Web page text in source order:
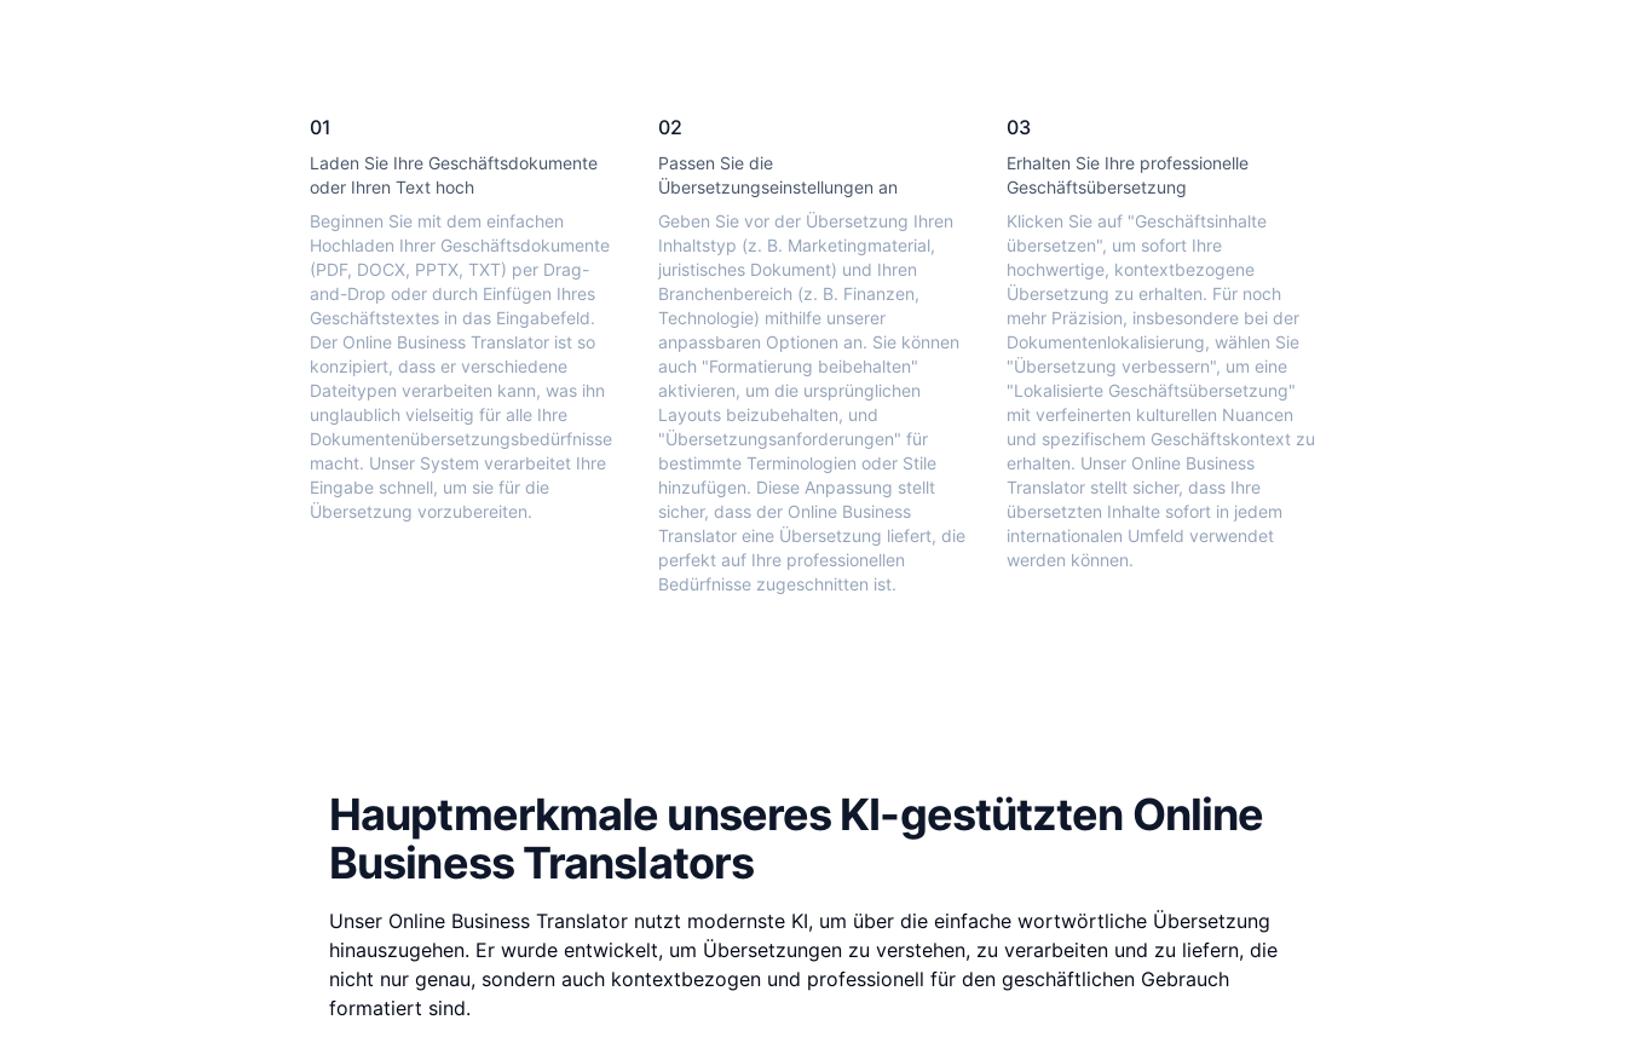
01
Laden Sie Ihre Geschäftsdokumente
oder Ihren Text hoch
Beginnen Sie mit dem einfachen
Hochladen Ihrer Geschäftsdokumente
(PDF, DOCX, PPTX, TXT) per Drag-
and-Drop oder durch Einfügen Ihres
Geschäftstextes in das Eingabefeld.
Der Online Business Translator ist so
konzipiert, dass er verschiedene
Dateitypen verarbeiten kann, was ihn
unglaublich vielseitig für alle Ihre
Dokumentenübersetzungsbedürfnisse
macht. Unser System verarbeitet Ihre
Eingabe schnell, um sie für die
Übersetzung vorzubereiten.
02
Passen Sie die
Übersetzungseinstellungen an
Geben Sie vor der Übersetzung Ihren
Inhaltstyp (z. B. Marketingmaterial,
juristisches Dokument) und Ihren
Branchenbereich (z. B. Finanzen,
Technologie) mithilfe unserer
anpassbaren Optionen an. Sie können
auch "Formatierung beibehalten"
aktivieren, um die ursprünglichen
Layouts beizubehalten, und
"Übersetzungsanforderungen" für
bestimmte Terminologien oder Stile
hinzufügen. Diese Anpassung stellt
sicher, dass der Online Business
Translator eine Übersetzung liefert, die
perfekt auf Ihre professionellen
Bedürfnisse zugeschnitten ist.
03
Erhalten Sie Ihre professionelle
Geschäftsübersetzung
Klicken Sie auf "Geschäftsinhalte
übersetzen", um sofort Ihre
hochwertige, kontextbezogene
Übersetzung zu erhalten. Für noch
mehr Präzision, insbesondere bei der
Dokumentenlokalisierung, wählen Sie
"Übersetzung verbessern", um eine
"Lokalisierte Geschäftsübersetzung"
mit verfeinerten kulturellen Nuancen
und spezifischem Geschäftskontext zu
erhalten. Unser Online Business
Translator stellt sicher, dass Ihre
übersetzten Inhalte sofort in jedem
internationalen Umfeld verwendet
werden können.
Hauptmerkmale unseres KI-gestützten Online
Business Translators
Unser Online Business Translator nutzt modernste KI, um über die einfache wortwörtliche Übersetzung
hinauszugehen. Er wurde entwickelt, um Übersetzungen zu verstehen, zu verarbeiten und zu liefern, die
nicht nur genau, sondern auch kontextbezogen und professionell für den geschäftlichen Gebrauch
formatiert sind.